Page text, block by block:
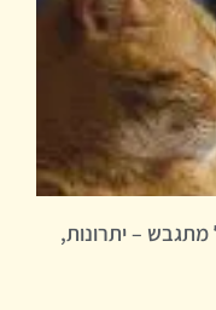
מתגבש – יתרונות,